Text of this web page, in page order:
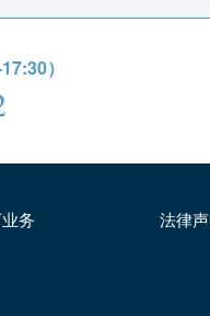
）
务 法律